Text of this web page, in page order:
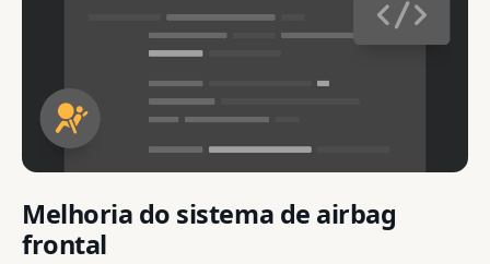
Melhoria do sistema de airbag
frontal